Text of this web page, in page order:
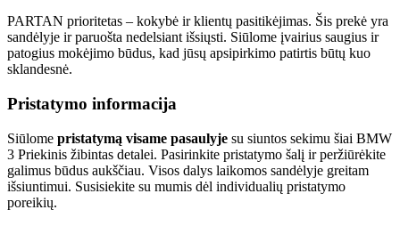
PARTAN prioritetas – kokybė ir klientų pasitikėjimas. Šis prekė yra
sandėlyje ir paruošta nedelsiant išsiųsti. Siūlome įvairius saugius ir
patogius mokėjimo būdus, kad jūsų apsipirkimo patirtis būtų kuo
sklandesnė.
Pristatymo informacija
Siūlome pristatymą visame pasaulyje su siuntos sekimu šiai BMW
3 Priekinis žibintas detalei. Pasirinkite pristatymo šalį ir peržiūrėkite
galimus būdus aukščiau. Visos dalys laikomos sandėlyje greitam
išsiuntimui. Susisiekite su mumis dėl individualių pristatymo
poreikių.